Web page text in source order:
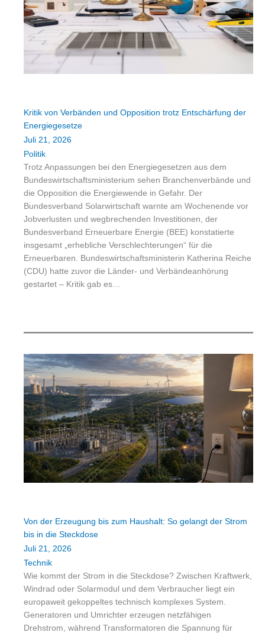
Kritik von Verbänden und Opposition trotz Entschärfung der
Energiegesetze
Juli 21, 2026
Politik
Trotz Anpassungen bei den Energiegesetzen aus dem
Bundeswirtschaftsministerium sehen Branchenverbände und
die Opposition die Energiewende in Gefahr. Der
Bundesverband Solarwirtschaft warnte am Wochenende vor
Jobverlusten und wegbrechenden Investitionen, der
Bundesverband Erneuerbare Energie (BEE) konstatierte
insgesamt „erhebliche Verschlechterungen“ für die
Erneuerbaren. Bundeswirtschaftsministerin Katherina Reiche
(CDU) hatte zuvor die Länder- und Verbändeanhörung
gestartet – Kritik gab es…
Von der Erzeugung bis zum Haushalt: So gelangt der Strom
bis in die Steckdose
Juli 21, 2026
Technik
Wie kommt der Strom in die Steckdose? Zwischen Kraftwerk,
Windrad oder Solarmodul und dem Verbraucher liegt ein
europaweit gekoppeltes technisch komplexes System.
Generatoren und Umrichter erzeugen netzfähigen
Drehstrom, während Transformatoren die Spannung für